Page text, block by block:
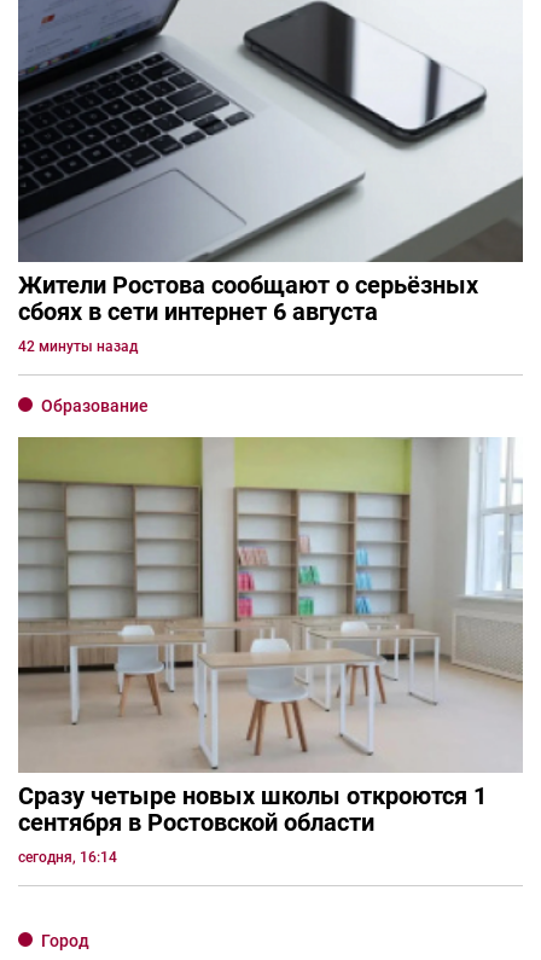
Жители Ростова сообщают о серьёзных
сбоях в сети интернет 6 августа
42 минуты назад
Образование
Сразу четыре новых школы откроются 1
сентября в Ростовской области
сегодня, 16:14
Город